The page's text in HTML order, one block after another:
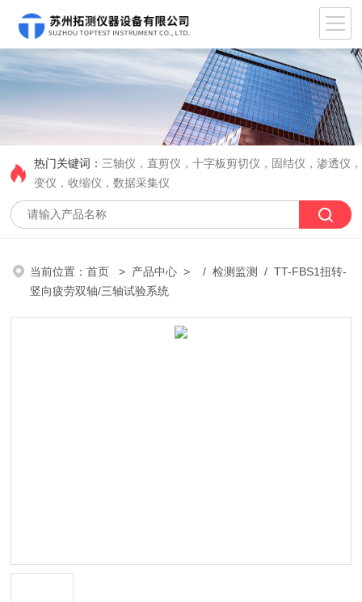
热门关键词： 三轴仪，直剪仪，十字板剪切仪，固结仪，渗透仪
变仪，收缩仪，数据采集仪
当前位置：首页 > 产品中心 > /检测监测
/ TT-FBS1扭转-
竖向疲劳双轴/三轴试验系统